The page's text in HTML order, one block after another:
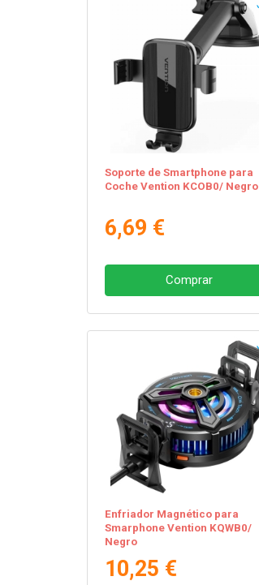
Soporte de Smartphone para
Coche Vention KCOB0/ Negro
6,69 €
Comprar
Enfriador Magnético para
Smarphone Vention KQWB0/
Negro
10,25 €